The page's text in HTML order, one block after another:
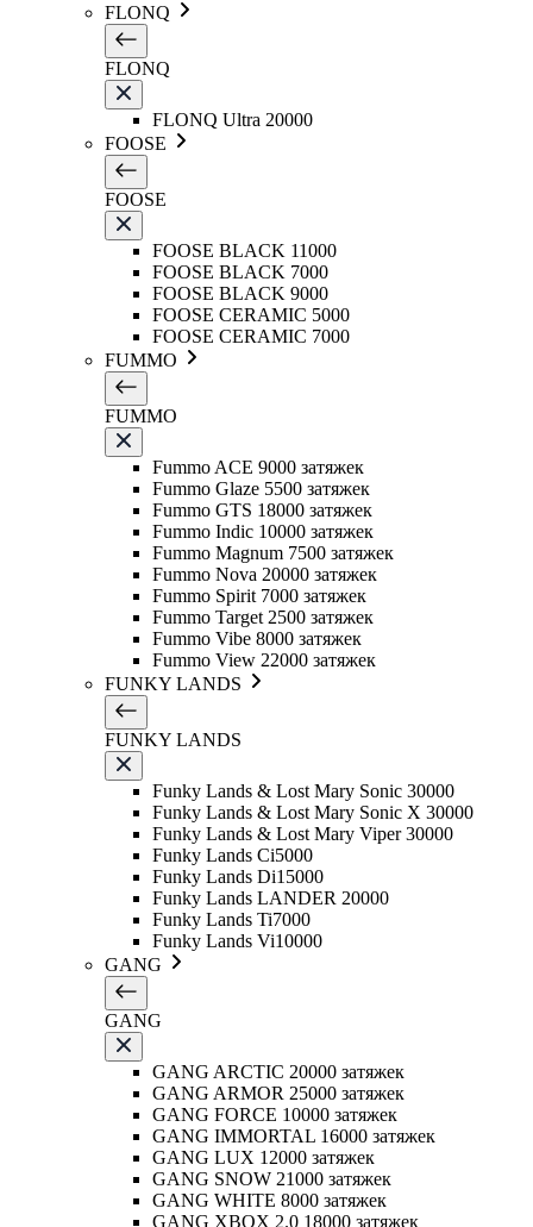
FLONQ
FLONQ
FLONQ Ultra 20000
FOOSE
FOOSE
FOOSE BLACK 11000
FOOSE BLACK 7000
FOOSE BLACK 9000
FOOSE CERAMIC 5000
FOOSE CERAMIC 7000
FUMMO
FUMMO
Fummo ACE 9000 затяжек
Fummo Glaze 5500 затяжек
Fummo GTS 18000 затяжек
Fummo Indic 10000 затяжек
Fummo Magnum 7500 затяжек
Fummo Nova 20000 затяжек
Fummo Spirit 7000 затяжек
Fummo Target 2500 затяжек
Fummo Vibe 8000 затяжек
Fummo View 22000 затяжек
FUNKY LANDS
FUNKY LANDS
Funky Lands & Lost Mary Sonic 30000
Funky Lands & Lost Mary Sonic X 30000
Funky Lands & Lost Mary Viper 30000
Funky Lands Ci5000
Funky Lands Di15000
Funky Lands LANDER 20000
Funky Lands Ti7000
Funky Lands Vi10000
GANG
GANG
GANG ARCTIC 20000 затяжек
GANG ARMOR 25000 затяжек
GANG FORCE 10000 затяжек
GANG IMMORTAL 16000 затяжек
GANG LUX 12000 затяжек
GANG SNOW 21000 затяжек
GANG WHITE 8000 затяжек
GANG XBOX 2.0 18000 затяжек